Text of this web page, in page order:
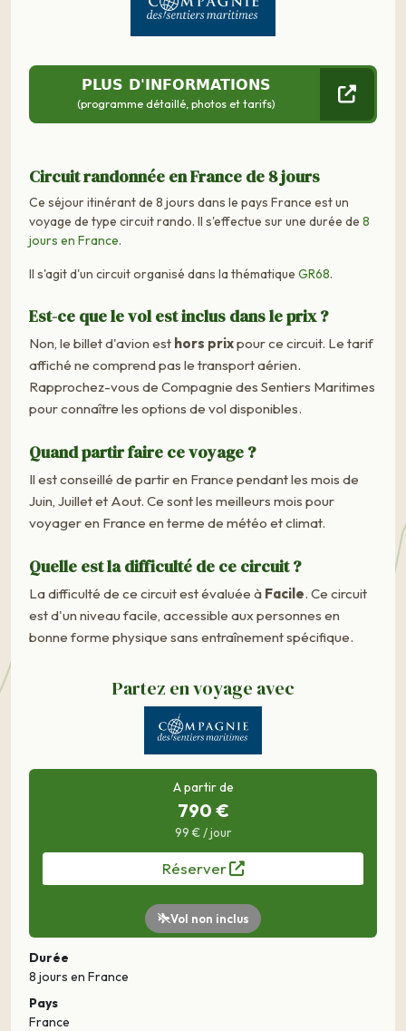
PLUS D'INFORMATIONS
(programme détaillé, photos et tarifs)
Circuit randonnée en France de 8 jours
Ce séjour itinérant de 8 jours dans le pays France est un
voyage de type circuit rando. Il s'effectue sur une durée de 8
jours en France.
Il s'agit d'un circuit organisé dans la thématique GR68.
Est-ce que le vol est inclus dans le prix ?
Non, le billet d'avion est hors prixpour ce circuit. Le tarif
affiché ne comprend pas le transport aérien.
Rapprochez-vous de Compagnie des Sentiers Maritimes
pour connaître les options de vol disponibles.
Quand partir faire ce voyage ?
Il est conseillé de partir en France pendant les mois de
Juin, Juillet et Aout. Ce sont les meilleurs mois pour
voyager en France en terme de météo et climat.
Quelle est la difficulté de ce circuit ?
La difficulté de ce circuit est évaluée à Facile. Ce circuit
est d'un niveau facile, accessible aux personnes en
bonne forme physique sans entraînement spécifique.
Partez en voyage avec
A partir de
790 €
99 € / jour
Réserver
Vol non inclus
Durée
8 jours en France
Pays
France